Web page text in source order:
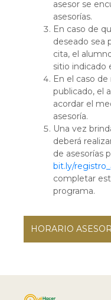
asesor se
asesorías.
En caso de
deseado sea
cita, el
sitio indicado
En el caso
publicado, el
acordar el
asesoría.
Una vez
deberá
de asesorías
bit.ly/
completar
programa.
HORARIO